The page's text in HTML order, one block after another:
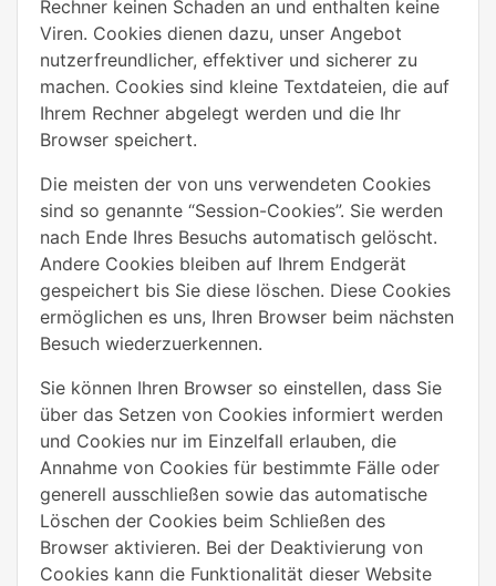
Rechner keinen Schaden an und enthalten keine
Viren. Cookies dienen dazu, unser Angebot
nutzerfreundlicher, effektiver und sicherer zu
machen. Cookies sind kleine Textdateien, die auf
Ihrem Rechner abgelegt werden und die Ihr
Browser speichert.
Die meisten der von uns verwendeten Cookies
sind so genannte “Session-Cookies”. Sie werden
nach Ende Ihres Besuchs automatisch gelöscht.
Andere Cookies bleiben auf Ihrem Endgerät
gespeichert bis Sie diese löschen. Diese Cookies
ermöglichen es uns, Ihren Browser beim nächsten
Besuch wiederzuerkennen.
Sie können Ihren Browser so einstellen, dass Sie
über das Setzen von Cookies informiert werden
und Cookies nur im Einzelfall erlauben, die
Annahme von Cookies für bestimmte Fälle oder
generell ausschließen sowie das automatische
Löschen der Cookies beim Schließen des
Browser aktivieren. Bei der Deaktivierung von
Cookies kann die Funktionalität dieser Website